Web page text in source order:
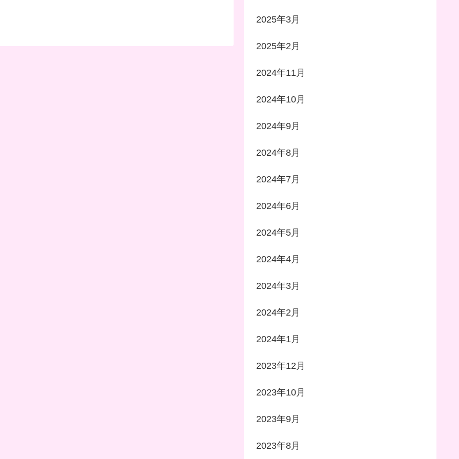
2025年3月
2025年2月
2024年11月
2024年10月
2024年9月
2024年8月
2024年7月
2024年6月
2024年5月
2024年4月
2024年3月
2024年2月
2024年1月
2023年12月
2023年10月
2023年9月
2023年8月